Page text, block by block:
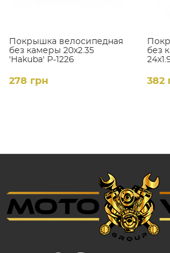
Покрышка велосипедная
без камеры 20x2.35
'Hakuba' P-1226
278 грн
без
382